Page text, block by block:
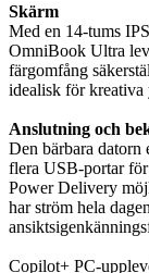
Skärm
Med en 14-tums
OmniBook Ultra
färgomfång
idealisk för kreativa
Anslutning och
Den bärbara datorn
flera USB-portar
Power Delivery
har ström hela
Copilot+ PC-